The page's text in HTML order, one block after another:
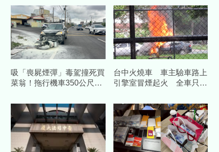
吸「喪屍煙彈」毒駕撞死買
菜翁！拖行機車350公尺起
台中火燒車 車主驗車路上
引擎室冒煙起火 全車只剩